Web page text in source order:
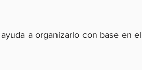
a organizarlo con base en el